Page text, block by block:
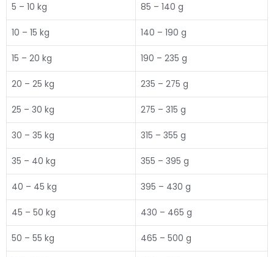
5 – 10 kg 85 – 140 g
10 – 15 kg 140 – 190 g
15 – 20 kg 190 – 235 g
20 – 25 kg 235 – 275 g
25 – 30 kg 275 – 315 g
30 – 35 kg 315 – 355 g
35 – 40 kg 355 – 395 g
40 – 45 kg 395 – 430 g
45 – 50 kg 430 – 465 g
50 – 55 kg 465 – 500 g